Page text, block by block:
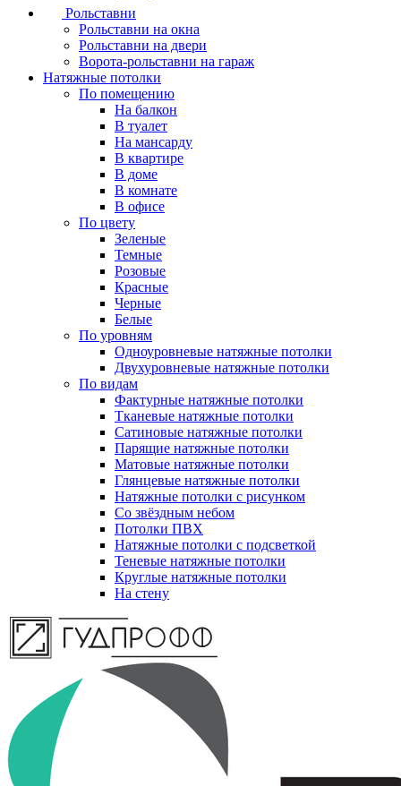
Рольставни
Рольставни на окна
Рольставни на двери
Ворота-рольставни на гараж
Натяжные потолки
По помещению
На балкон
В туалет
На мансарду
В квартире
В доме
В комнате
В офисе
По цвету
Зеленые
Темные
Розовые
Красные
Черные
Белые
По уровням
Одноуровневые натяжные потолки
Двухуровневые натяжные потолки
По видам
Фактурные натяжные потолки
Тканевые натяжные потолки
Сатиновые натяжные потолки
Парящие натяжные потолки
Матовые натяжные потолки
Глянцевые натяжные потолки
Натяжные потолки с рисунком
Со звёздным небом
Потолки ПВХ
Натяжные потолки с подсветкой
Теневые натяжные потолки
Круглые натяжные потолки
На стену